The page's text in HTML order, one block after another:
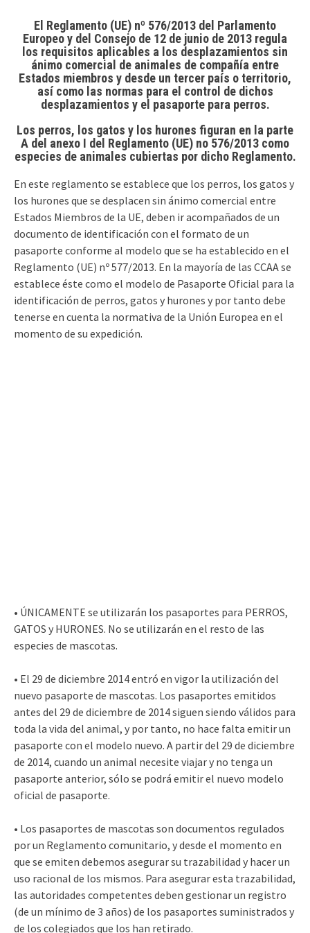
El Reglamento (UE) nº 576/2013 del Parlamento
Europeo y del Consejo de 12 de junio de 2013 regula
los requisitos aplicables a los desplazamientos sin
ánimo comercial de animales de compañía entre
Estados miembros y desde un tercer país o territorio,
así como las normas para el control de dichos
desplazamientos y el pasaporte para perros.
Los perros, los gatos y los hurones figuran en la parte
A del anexo I del Reglamento (UE) no 576/2013 como
especies de animales cubiertas por dicho Reglamento.
En este reglamento se establece que los perros, los gatos y
los hurones que se desplacen sin ánimo comercial entre
Estados Miembros de la UE, deben ir acompañados de un
documento de identificación con el formato de un
pasaporte conforme al modelo que se ha establecido en el
Reglamento (UE) nº 577/2013. En la mayoría de las CCAA se
establece éste como el modelo de Pasaporte Oficial para la
identificación de perros, gatos y hurones y por tanto debe
tenerse en cuenta la normativa de la Unión Europea en el
momento de su expedición.
• ÚNICAMENTE se utilizarán los pasaportes para PERROS,
GATOS y HURONES. No se utilizarán en el resto de las
especies de mascotas.
• El 29 de diciembre 2014 entró en vigor la utilización del
nuevo pasaporte de mascotas. Los pasaportes emitidos
antes del 29 de diciembre de 2014 siguen siendo válidos para
toda la vida del animal, y por tanto, no hace falta emitir un
pasaporte con el modelo nuevo. A partir del 29 de diciembre
de 2014, cuando un animal necesite viajar y no tenga un
pasaporte anterior, sólo se podrá emitir el nuevo modelo
oficial de pasaporte.
• Los pasaportes de mascotas son documentos regulados
por un Reglamento comunitario, y desde el momento en
que se emiten debemos asegurar su trazabilidad y hacer un
uso racional de los mismos. Para asegurar esta trazabilidad,
las autoridades competentes deben gestionar un registro
(de un mínimo de 3 años) de los pasaportes suministrados y
de los colegiados que los han retirado.